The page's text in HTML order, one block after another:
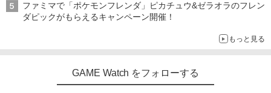
ファミマで「ポケモンフレンダ」ピカチュウ&ゼラオラのフレン
ダピックがもらえるキャンペーン開催！
もっと見る
GAME Watch をフォローする